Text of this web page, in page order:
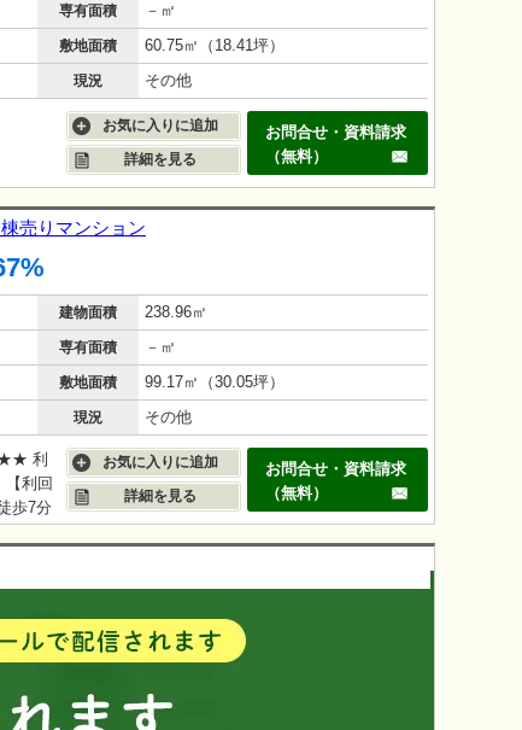
専有面積 －㎡
敷地面積 60.75㎡（18.41坪）
現況 その他
お気に入りに追加
詳細を見る
お問合せ・資料請求
（無料）
売りマンション
建物面積 238.96㎡
専有面積 －㎡
敷地面積 99.17㎡（30.05坪）
現況 その他
利
利回
歩7分
お気に入りに追加
詳細を見る
お問合せ・資料請求
（無料）